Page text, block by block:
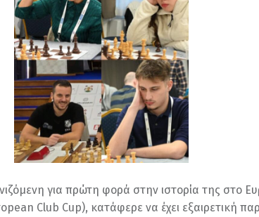
για πρώτη φορά στην ιστορία της στο
Club Cup), κατάφερε να έχει εξαιρετική